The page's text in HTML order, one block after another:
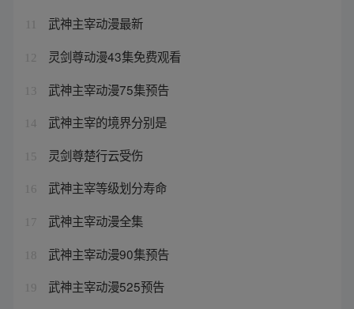
武神主宰动漫最新
12 灵剑尊动漫43集免费观看
13 武神主宰动漫75集预告
14 武神主宰的境界分别是
15 灵剑尊楚行云受伤
16 武神主宰等级划分寿命
17 武神主宰动漫全集
18 武神主宰动漫90集预告
19 武神主宰动漫525预告